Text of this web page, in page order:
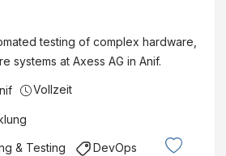
testing of complex hardware,
systems at Axess AG in Anif.
Vollzeit
& Testing DevOps